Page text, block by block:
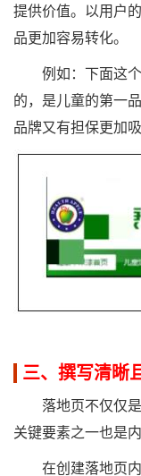
提供价值。以用户
品更加容易转化。
例如：下面这个
的，是儿童的第一
品牌又有担保更加
三、撰写清晰
落地页不仅仅是
关键要素之一也是内
在创建落地页内